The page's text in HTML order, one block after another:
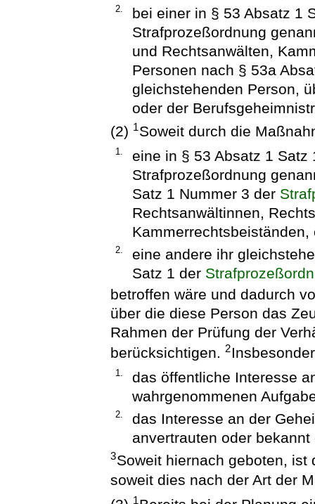
2.
bei einer in § 53 Absatz 1
Strafprozeßordnung
und Rechtsanwälten,
Personen nach § 53a
gleichstehenden Person,
oder der
(2) 1Soweit durch die
1.
eine in § 53 Absatz 1 Satz
Strafprozeßordnung
Satz 1 Nummer 3 der
Rechtsanwältinnen,
Kammerrechtsbeiständen,
2.
eine andere ihr
Satz 1 der
betroffen wäre und dadurch
über die diese Person das
Rahmen der Prüfung der
berücksichtigen.2
1.
das öffentliche Interesse
wahrgenommenen
2.
das Interesse an der
anvertrauten oder
3Soweit hiernach geboten,
soweit dies nach der Art der
1